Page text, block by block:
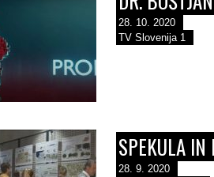
28. 10. 2020
TV Slovenija 1
SPEKULA IN
28. 9. 2020